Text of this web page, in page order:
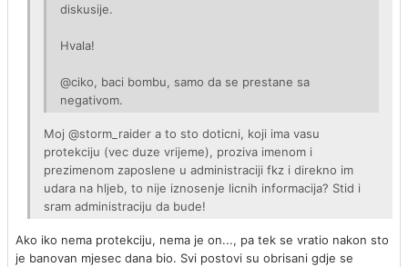
diskusije.
Hvala!
@ciko, baci bombu, samo da se prestane sa
negativom.
Moj @storm_raider a to sto doticni, koji ima vasu
protekciju (vec duze vrijeme), proziva imenom i
prezimenom zaposlene u administraciji fkz i direkno im
udara na hljeb, to nije iznosenje licnih informacija? Stid i
sram administraciju da bude!
Ako iko nema protekciju, nema je on..., pa tek se vratio nakon sto
je banovan mjesec dana bio. Svi postovi su obrisani gdje se